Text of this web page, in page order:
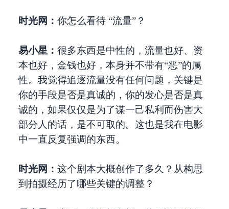
时光网： 你怎么看待 “流量”？
易小星： 很多东西是中性的，流量也好、资
本也好，金钱也好，本身并不带有“恶”的属
性。我觉得追逐流量没有任何问题，关键是
你的手段是否是真诚的，你的发心是否是真
诚的，如果仅仅是为了谋一己私利而伤害大
部分人的话，是不可取的。这也是我在电影
中一直反复强调的东西。
时光网： 这个剧本大概创作了多久？从构思
到拍摄经历了哪些关键的调整？